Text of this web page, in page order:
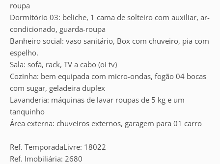
roupa
Dormitório 03: beliche, 1 cama de solteiro com auxiliar, ar-
condicionado, guarda-roupa
Banheiro social: vaso sanitário, Box com chuveiro, pia com
espelho.
Sala: sofá, rack, TV a cabo (oi tv)
Cozinha: bem equipada com micro-ondas, fogão 04 bocas
com sugar, geladeira duplex
Lavanderia: máquinas de lavar roupas de 5 kg e um
tanquinho
Área externa: chuveiros externos, garagem para 01 carro
Ref. TemporadaLivre: 18022
Ref. Imobiliária: 2680